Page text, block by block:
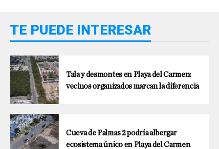
TE PUEDE INTERESAR
Tala y desmontes en Playa del Carmen:
vecinos organizados marcan la diferencia
Cueva de Palmas 2 podría albergar
ecosistema único en Playa del Carmen